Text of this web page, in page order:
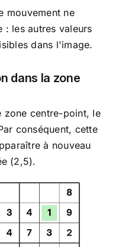
mouvement ne
: les autres valeurs
dans l'image.
dans la zone
zone centre-point, le
conséquent, cette
à nouveau
(2,5).